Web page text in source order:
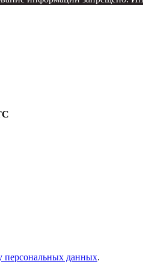
персональных данных.